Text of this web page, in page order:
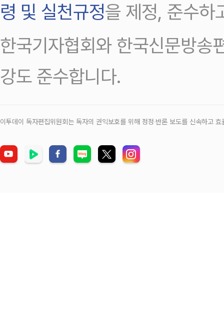
령 및 실천규정을 제정, 준수하
한국기자협회와 한국신문방송
강도 준수합니다.
이투데이 독자편집위원회는 독자의 권익보호를 위해 정정‧반론 보도를 신속하고